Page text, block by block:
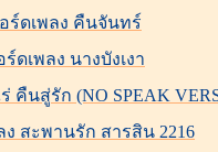
ร์ดเพลง คืนจันทร์
ร์ดเพลง นางบังเงา
คืนสู่รัก (NO SPEAK
ง สะพานรัก สารสิน 2216